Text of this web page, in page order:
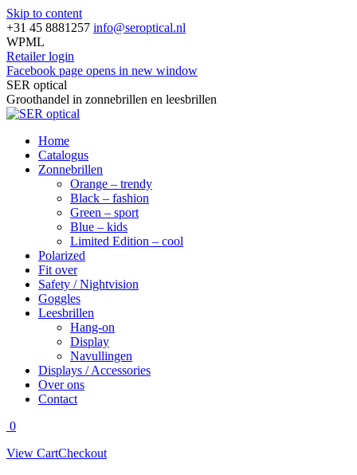
Skip to content
+31 45 8881257 info@seroptical.nl
WPML
Retailer login
Facebook page opens in new window
SER optical
Groothandel in zonnebrillen en leesbrillen
Home
Catalogus
Zonnebrillen
Orange – trendy
Black – fashion
Green – sport
Blue – kids
Limited Edition – cool
Polarized
Fit over
Safety / Nightvision
Goggles
Leesbrillen
Hang-on
Display
Navullingen
Displays / Accessories
Over ons
Contact
0
View CartCheckout